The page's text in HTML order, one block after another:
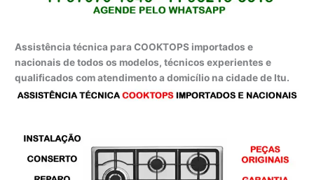
Assistência técnica para COOKTOPS importados e
nacionais de todos os modelos, técnicos experientes e
qualificados com atendimento a domicílio na cidade de Itu.